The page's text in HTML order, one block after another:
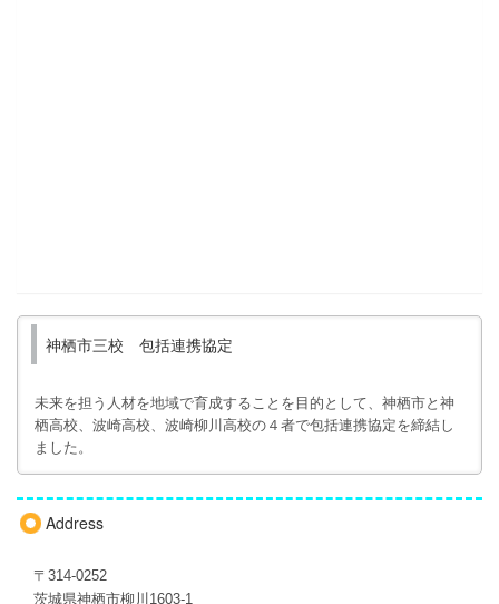
神栖市三校 包括連携協定
未来を担う人材を地域で育成することを目的として、神栖市と神
栖高校、波崎高校、波崎柳川高校の４者で包括連携協定を締結し
ました。
Address
〒314-0252
茨城県神栖市柳川1603-1